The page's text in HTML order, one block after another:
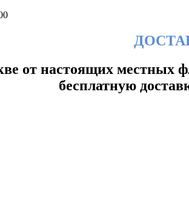
от настоящих местных
бесплатную